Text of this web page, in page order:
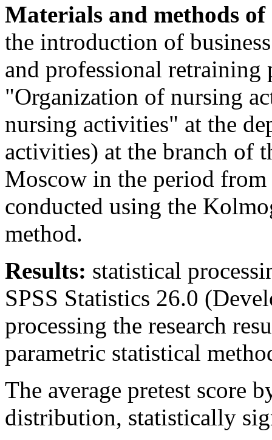
Materials and methods of
the introduction of
and professional retraining
"Organization of nursing
nursing activities" at the
activities) at the branch of
Moscow in the period
conducted using the
method.
Results: statistical
SPSS Statistics 26.0
processing the research
parametric statistical
The average pretest score
distribution, statistically